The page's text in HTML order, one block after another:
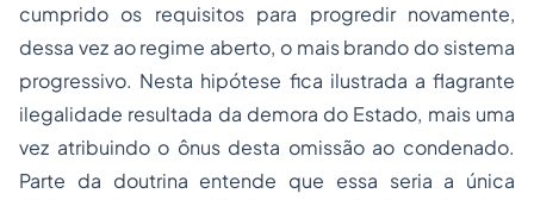
cumprido os requisitos para progredir novamente,
dessa vez ao regime aberto, o mais brando do sistema
progressivo. Nesta hipótese fica ilustrada a flagrante
ilegalidade resultada da demora do Estado, mais uma
vez atribuindo o ônus desta omissão ao condenado.
Parte da doutrina entende que essa seria a única